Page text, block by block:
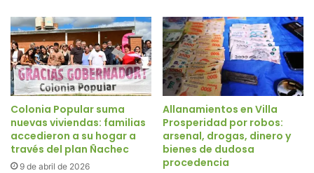
Colonia Popular suma
nuevas viviendas: familias
accedieron a su hogar a
través del plan Ñachec
9 de abril de 2026
Allanamientos en Villa
Prosperidad por robos:
arsenal, drogas, dinero y
bienes de dudosa
procedencia